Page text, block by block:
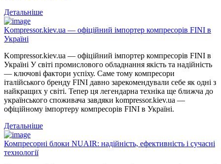
Детальніше
Kompressor.kiev.ua — офіційний імпортер компресорів FINI в
Україні
Kompressor.kiev.ua — офіційний імпортер компресорів FINI в
Україні У світі промислового обладнання якість та надійність
— ключові фактори успіху. Саме тому компресори
італійського бренду FINI давно зарекомендували себе як одні з
найкращих у світі. Тепер ця легендарна техніка ще ближча до
українського споживача завдяки kompressor.kiev.ua —
офіційному імпортеру компресорів FINI в Україні.
Детальніше
Компресорні блоки NUAIR: надійність, ефективність і сучасні
технології